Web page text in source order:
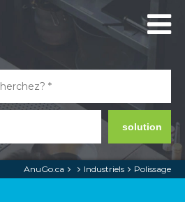
solution
AnuGo.ca Industriels Polissage